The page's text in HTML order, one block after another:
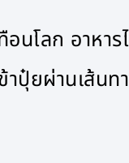
อนโลก อาหา
าปุ๋ยผ่านเส้น